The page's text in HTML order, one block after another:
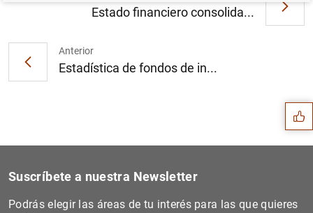
Anterior
Estadística de fondos de in...
Estado financiero consolida...
Sugerencias
Suscríbete a nuestra Newsletter
Podrás elegir las áreas de tu interés para las que quieres